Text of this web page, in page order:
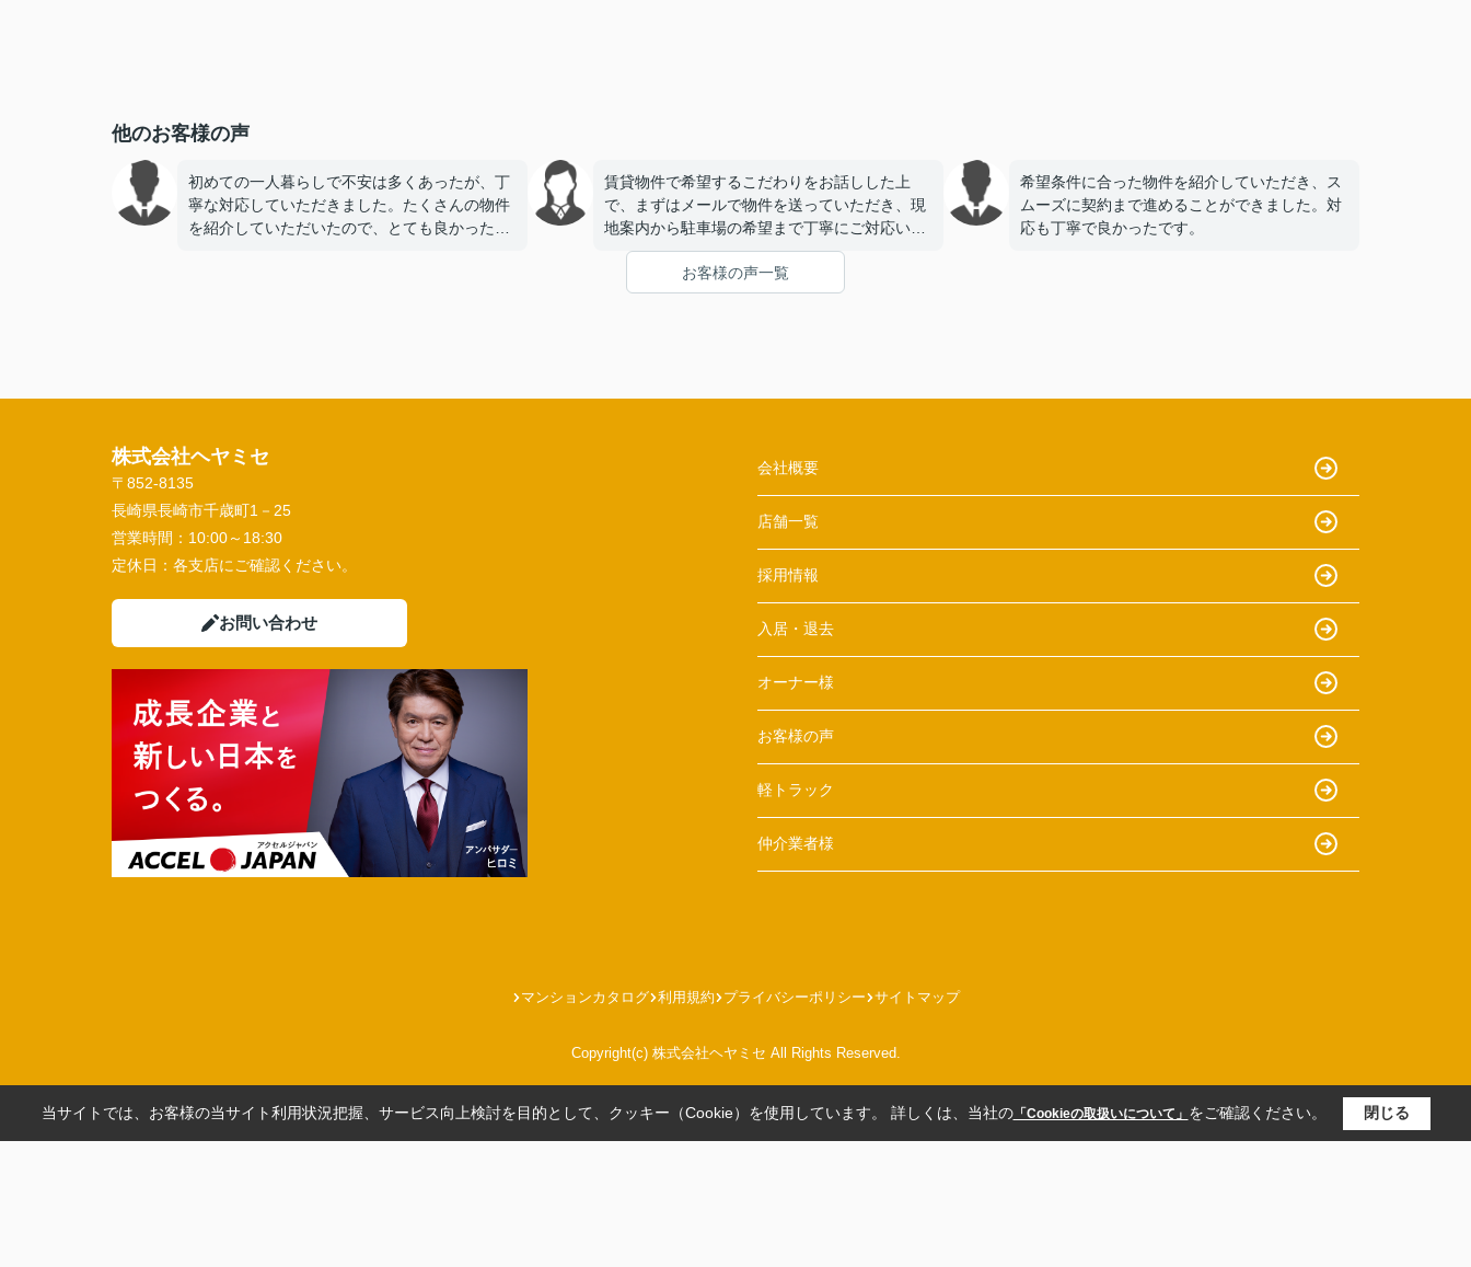
他のお客様の声
初めての一人暮らしで不安は多くあったが、丁
寧な対応していただきました。たくさんの物件
を紹介していただいたので、とても良かったで
賃貸物件で希望するこだわりをお話しした上
で、まずはメールで物件を送っていただき、現
地案内から駐車場の希望まで丁寧にご対応いた
だき、今回契約をさせていただきました。とて
も信頼できる会社様で安心してお任せできまし
た。感謝申し上げます。
希望条件に合った物件を紹介していただき、ス
ムーズに契約まで進めることができました。対
応も丁寧で良かったです。
お客様の声一覧
株式会社ヘヤミセ
〒852-8135
長崎県長崎市千歳町1－25
営業時間： 10:00～18:30
定休日： 各支店にご確認ください。
お問い合わせ
会社概要
店舗一覧
採用情報
入居・退去
オーナー様
お客様の声
軽トラック
仲介業者様
マンションカタログ 利用規約 プライバシーポリシー サイトマップ
Copyright(c) 株式会社ヘヤミセ All Rights Reserved.
当サイトでは、お客様の当サイト利用状況把握、サービス向上検討を目的として、クッキー（Cookie）を使用しています。 詳しくは、当社の「Cookieの取扱いについて」 をご確認ください。 閉じる